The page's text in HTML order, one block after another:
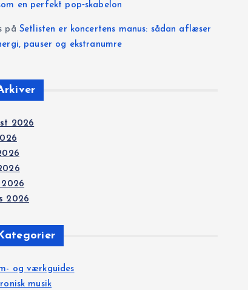
en perfekt pop‑skabelon
på Setlisten er koncertens manus: sådan aflæser
pauser og ekstranumre
2026
2026
og værkguides
musik